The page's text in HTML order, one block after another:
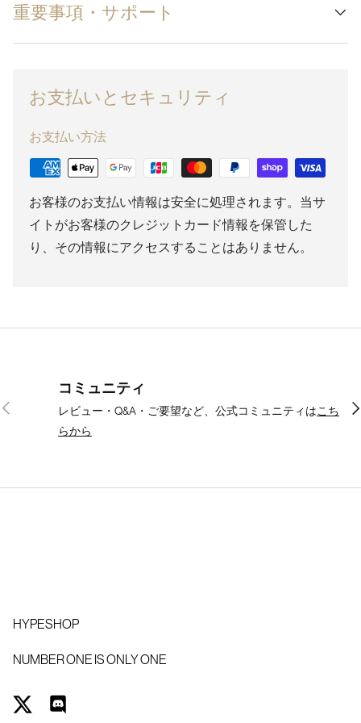
重要事項・サポート
お支払いとセキュリティ
お支払い方法
お客様のお支払い情報は安全に処理されます。当サ
イトがお客様のクレジットカード情報を保管した
り、その情報にアクセスすることはありません。
次
コミュニティ
レビュー・Q&A・ご要望など、公式コミュニティはこち
らから
HYPESHOP
NUMBER ONE IS ONLY ONE
TwitterDiscord